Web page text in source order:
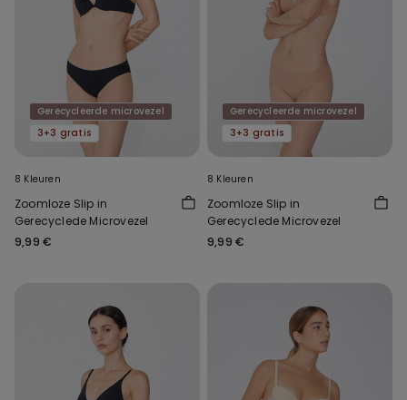
Gerecycleerde microvezel
3+3 gratis
8 Kleuren
Zoomloze Slip in
Gerecyclede Microvezel
9,99 €
Gerecycleerde microvezel
3+3 gratis
8 Kleuren
Zoomloze Slip in
Gerecyclede Microvezel
9,99 €